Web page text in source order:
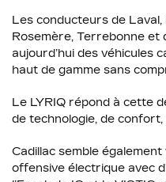
Les conducteurs de
Rosemère, Terrebonne
aujourd’hui des véhicules
haut de gamme sans
Le LYRIQ répond à cette
de technologie, de
Cadillac semble
offensive électrique avec